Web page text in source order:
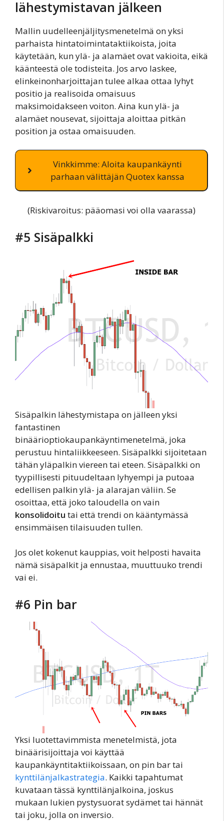
lähestymistavan jälkeen
Mallin uudelleenjäljitysmenetelmä on yksi
parhaista hintatoimintataktiikoista, joita
käytetään, kun ylä- ja alamäet ovat vakioita, eikä
käänteestä ole todisteita. Jos arvo laskee,
elinkeinonharjoittajan tulee alkaa ottaa lyhyt
positio ja realisoida omaisuus
maksimoidakseen voiton. Aina kun ylä- ja
alamäet nousevat, sijoittaja aloittaa pitkän
position ja ostaa omaisuuden.
Vinkkimme: Aloita kaupankäynti
parhaan välittäjän Quotex kanssa
(Riskivaroitus: pääomasi voi olla vaarassa)
#5 Sisäpalkki
Sisäpalkin lähestymistapa on jälleen yksi
fantastinen
binäärioptiokaupankäyntimenetelmä, joka
perustuu hintaliikkeeseen. Sisäpalkki sijoitetaan
tähän yläpalkin viereen tai eteen. Sisäpalkki on
tyypillisesti pituudeltaan lyhyempi ja putoaa
edellisen palkin ylä- ja alarajan väliin. Se
osoittaa, että joko taloudella on vain
konsolidoitu tai että trendi on kääntymässä
ensimmäisen tilaisuuden tullen.
Jos olet kokenut kauppias, voit helposti havaita
nämä sisäpalkit ja ennustaa, muuttuuko trendi
vai ei.
#6 Pin bar
Yksi luotettavimmista menetelmistä, jota
binäärisijoittaja voi käyttää
kaupankäyntitaktiikoissaan, on pin bar tai
kynttilänjalkastrategia. Kaikki tapahtumat
kuvataan tässä kynttilänjalkoina, joskus
mukaan lukien pystysuorat sydämet tai hännät
tai joku, jolla on inversio.